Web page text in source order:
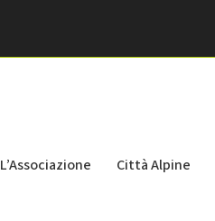
L’Associazione Città Alpine